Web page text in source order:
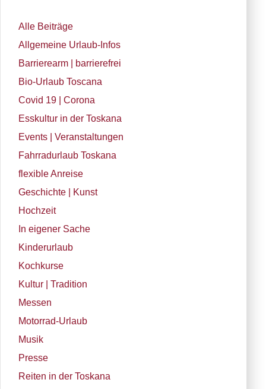
Alle Beiträge
Allgemeine Urlaub-Infos
Barrierearm | barrierefrei
Bio-Urlaub Toscana
Covid 19 | Corona
Esskultur in der Toskana
Events | Veranstaltungen
Fahrradurlaub Toskana
flexible Anreise
Geschichte | Kunst
Hochzeit
In eigener Sache
Kinderurlaub
Kochkurse
Kultur | Tradition
Messen
Motorrad-Urlaub
Musik
Presse
Reiten in der Toskana